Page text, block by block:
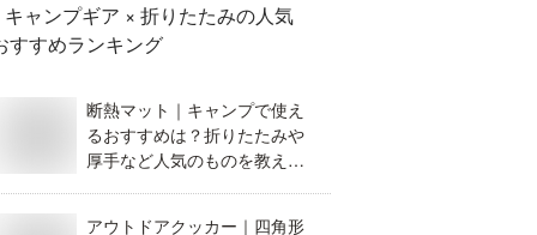
キャンプギア × 折りたたみの人気
すすめランキング
断熱マット｜キャンプで使え
るおすすめは？折りたたみや
厚手など人気のものを教え
アウトドアクッカー｜四角形